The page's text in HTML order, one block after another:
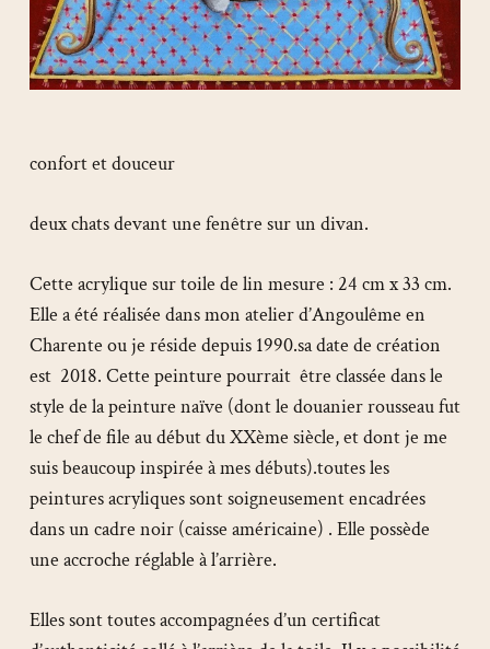
confort et douceur
deux chats devant une fenêtre sur un divan.
Cette acrylique sur toile de lin mesure : 24 cm x 33 cm.
Elle a été réalisée dans mon atelier d’Angoulême en
Charente ou je réside depuis 1990.sa date de création
est 2018. Cette peinture pourrait être classée dans le
style de la peinture naïve (dont le douanier rousseau fut
le chef de file au début du XXème siècle, et dont je me
suis beaucoup inspirée à mes débuts).toutes les
peintures acryliques sont soigneusement encadrées
dans un cadre noir (caisse américaine) . Elle possède
une accroche réglable à l’arrière.
Elles sont toutes accompagnées d’un certificat